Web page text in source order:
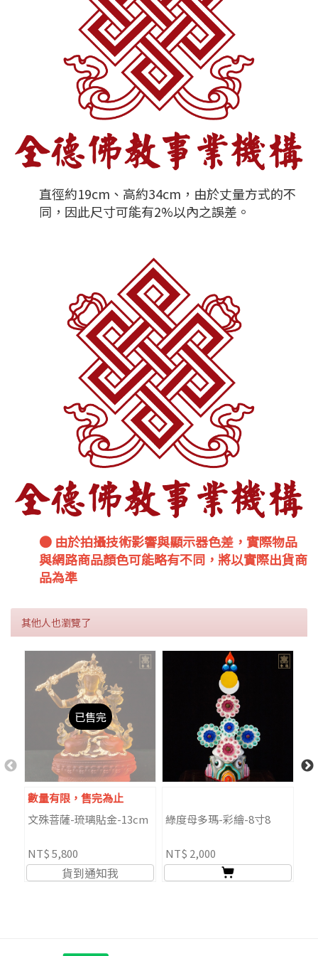
直徑約19cm、高約34cm，由於丈量方式的不
同，因此尺寸可能有2%以內之誤差。
● 由於拍攝技術影響與顯示器色差，實際物品
與網路商品顏色可能略有不同，將以實際出貨商
品為準
其他人也瀏覽了
已售完
數量有限，售完為止
文殊菩薩-琉璃貼金-13cm
NT$ 5,800
貨到通知我
綠度母多瑪-彩繪-8寸8
NT$ 2,000